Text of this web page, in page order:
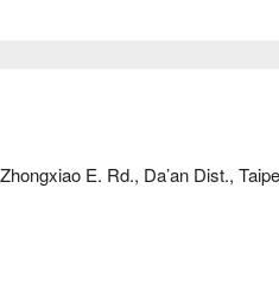
E. Rd., Da’an Dist.,